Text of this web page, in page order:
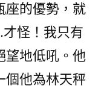
座的優勢，就
怪！我只有
望地低吼。他
個他為林天秤